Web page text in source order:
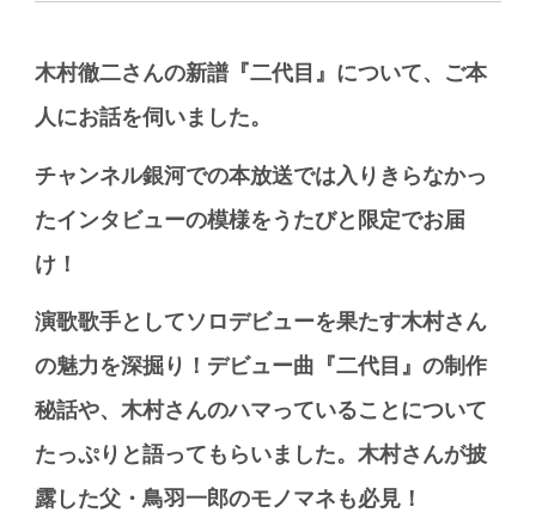
木村徹二さんの新譜『二代目』について、ご本
人にお話を伺いました。
チャンネル銀河での本放送では入りきらなかっ
たインタビューの模様をうたびと限定でお届
け！
演歌歌手としてソロデビューを果たす木村さん
の魅力を深掘り！デビュー曲『二代目』の制作
秘話や、木村さんのハマっていることについて
たっぷりと語ってもらいました。木村さんが披
露した父・鳥羽一郎のモノマネも必見！